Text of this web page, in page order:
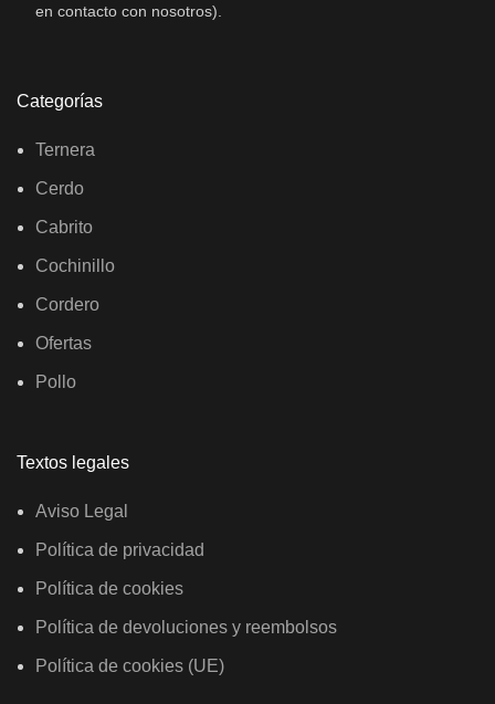
en contacto con nosotros).
Categorías
Ternera
Cerdo
Cabrito
Cochinillo
Cordero
Ofertas
Pollo
Textos legales
Aviso Legal
Política de privacidad
Política de cookies
Política de devoluciones y reembolsos
Política de cookies (UE)